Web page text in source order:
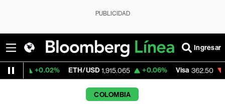
PUBLICIDAD
Ingresar
ETH/USD 1,915.065 +0.06% Visa 362.50 -2.15%
COLOMBIA